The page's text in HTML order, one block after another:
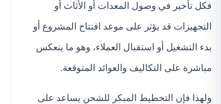
فكل تأخير في وصول المعدات أو الأثاث أو
التجهيزات قد يؤثر على موعد افتتاح المشروع أو
بدء التشغيل أو استقبال العملاء، وهو ما ينعكس
مباشرة على التكاليف والعوائد المتوقعة.
ولهذا فإن التخطيط المبكر للشحن يساعد على